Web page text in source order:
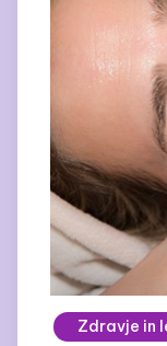
Zdravje in